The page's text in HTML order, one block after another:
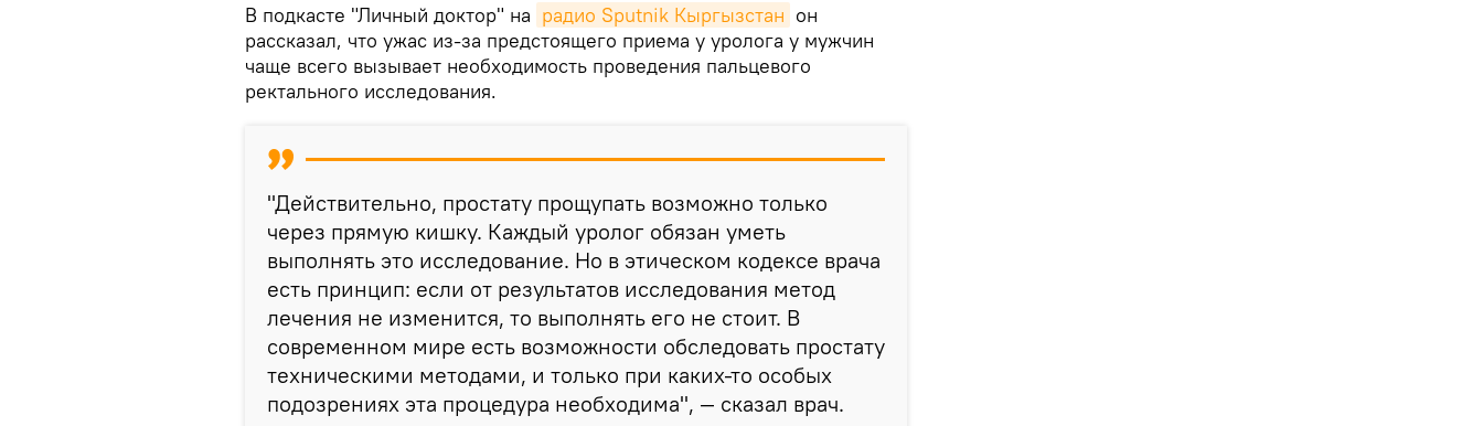
В подкасте "Личный доктор" на радио Sputnik Кыргызстан он
рассказал, что ужас из-за предстоящего приема у уролога у мужчин
чаще всего вызывает необходимость проведения пальцевого
ректального исследования.
"Действительно, простату прощупать возможно только
через прямую кишку. Каждый уролог обязан уметь
выполнять это исследование. Но в этическом кодексе врача
есть принцип: если от результатов исследования метод
лечения не изменится, то выполнять его не стоит. В
современном мире есть возможности обследовать простату
техническими методами, и только при каких-то особых
подозрениях эта процедура необходима", — сказал врач.